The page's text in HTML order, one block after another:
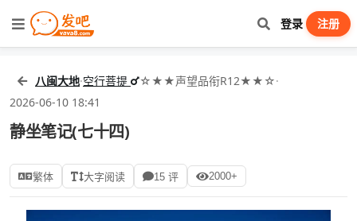
登录 注册
八闽大地·空行菩提 ☆★★声望品衔R12★★☆·
2026-06-10 18:41
静坐笔记(七十四)
繁体 大字阅读 15 评 2000+